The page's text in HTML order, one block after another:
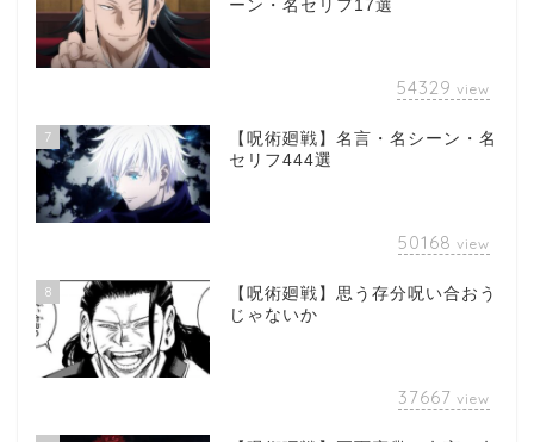
ーン・名セリフ17選
54329 view
7
【呪術廻戦】名言・名シーン・名
セリフ444選
50168 view
8
【呪術廻戦】思う存分呪い合おう
じゃないか
37667 view